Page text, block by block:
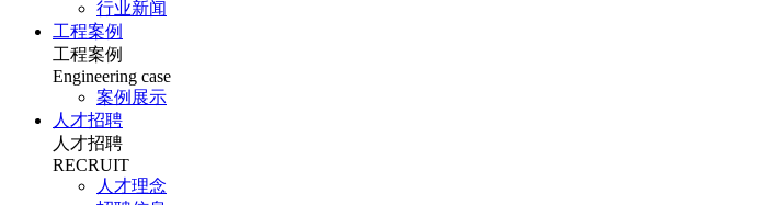
行业新闻
工程案例
工程案例
Engineering case
案例展示
人才招聘
人才招聘
RECRUIT
人才理念